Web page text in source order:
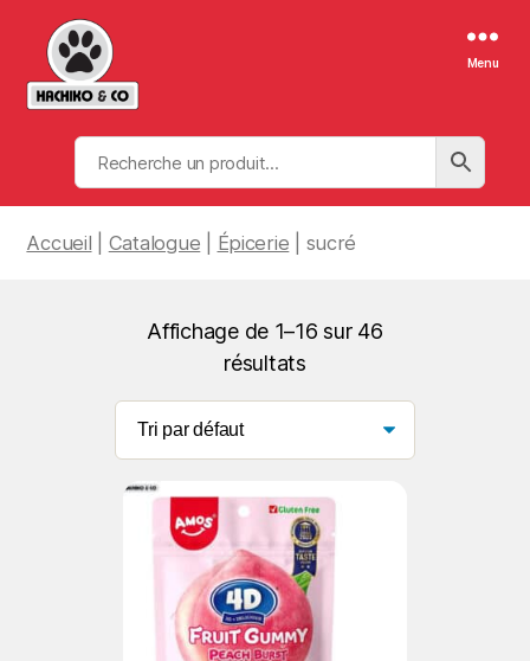
Menu
Accueil Catalogue Épicerie | sucré
Affichage de 1–16 sur 46
résultats